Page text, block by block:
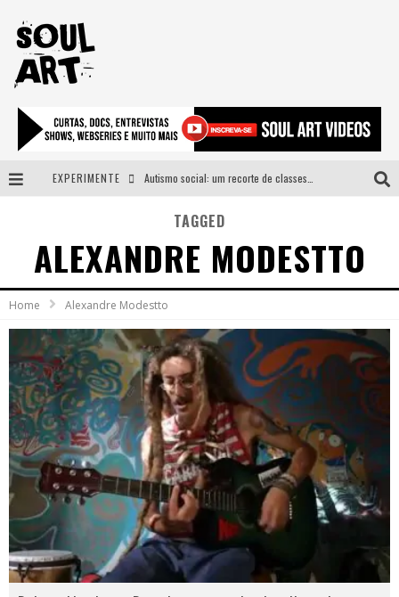
EXPERIMENTE
A subida da rampa é diferente!
Faça o bem! Mas, sem olhar a quem!?
Novo single de Arnaldo Tifu, “De Testa” explora brasilidade em sons, cores e símbolos
TAGGED
ALEXANDRE MODESTTO
Home Alexandre Modestto